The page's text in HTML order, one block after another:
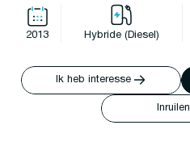
2013 Hybride (Diesel)
Ik heb interesse
Inruilen